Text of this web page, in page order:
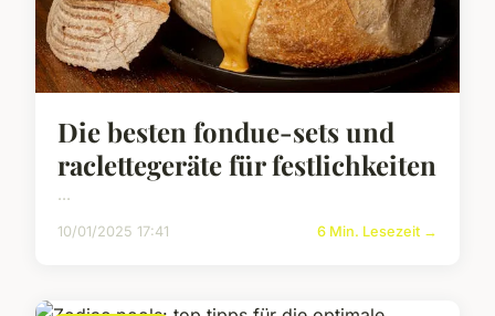
Die besten fondue-sets und
raclettegeräte für festlichkeiten
...
10/01/2025 17:41 6 Min. Lesezeit →